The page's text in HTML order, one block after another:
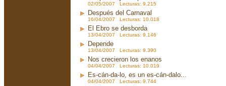
02/05/2007 Lecturas: 9.215
Después del Carnaval
16/04/2007 Lecturas: 10.018
El Ebro se desborda
13/04/2007 Lecturas: 9.146
Depende
13/04/2007 Lecturas: 9.390
Nos crecieron los enanos
04/04/2007 Lecturas: 10.019
Es-cán-da-lo, es un es-cán-dalo...
04/04/2007 Lecturas: 9.744